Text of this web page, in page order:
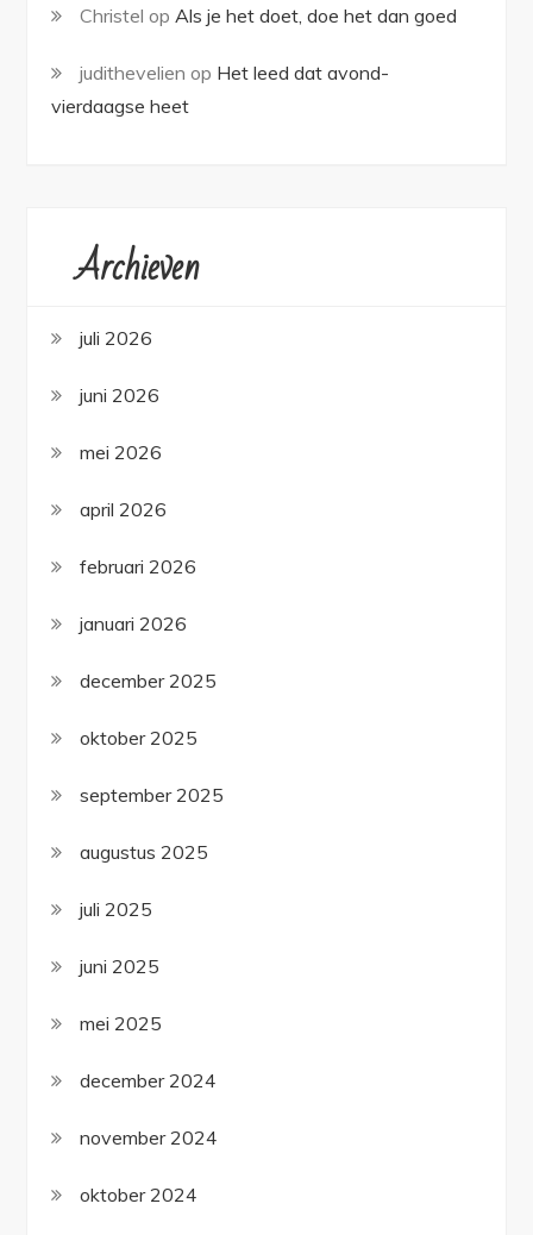
Christel opAls je het doet, doe het dan goed
judithevelien op Het leed dat avond-
vierdaagse heet
Archieven
juli 2026
juni 2026
mei 2026
april 2026
februari 2026
januari 2026
december 2025
oktober 2025
september 2025
augustus 2025
juli 2025
juni 2025
mei 2025
december 2024
november 2024
oktober 2024